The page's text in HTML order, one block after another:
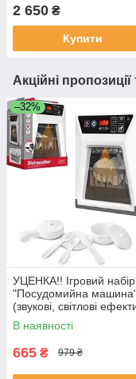
2 650 ₴
Купити
Акційні
–32%
УЦЕНКА!! Ігровий набір
"Посудомийна
(звукові, світлові
F 2315
В наявності
665 ₴ 979 ₴